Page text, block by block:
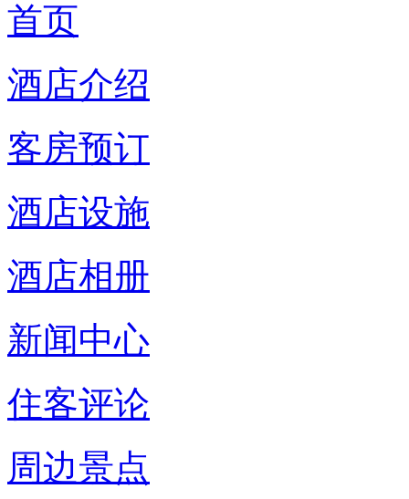
首页
酒店介绍
客房预订
酒店设施
酒店相册
新闻中心
住客评论
周边景点